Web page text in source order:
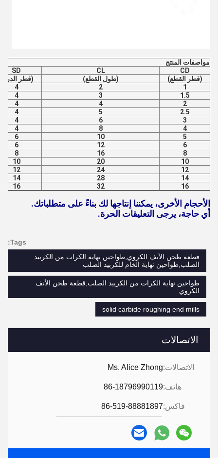
الاتصالات
الاتصالات:Ms. Alice Zhong
هاتف:86-18796990119
فاكس:86-519-88881897
مواصفات المنتج
CD
CL
SD
(قطر القطع)
(طول القطع)
(قطر
1
2
4
1.5
3
4
2
4
4
2.5
5
4
3
6
4
4
8
4
5
10
6
6
12
6
8
16
8
10
20
10
12
24
12
14
28
14
16
32
16
الأحجام الأخرى، يمكننا إنتاجها لك بناءً على متطلباتك.
أي حاجة، يرجى التعليقات الحرة.
Tags:
قطعة طحن الأنف الكروي,طواحين نهاية الكرات من الكربيد
الصلب,طواحين نهاية الخام للكربيد الصلب
طواحين نهاية الكرات من الكربيد الصلب,قطعة طحن الأنف
الكروي
solid carbide roughing end mills